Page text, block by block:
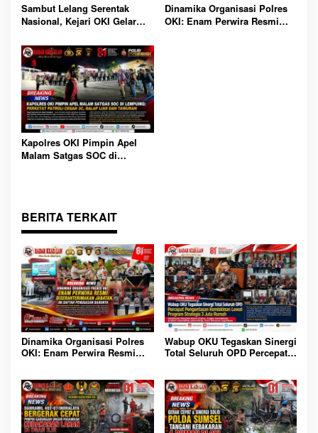
Sambut Lelang Serentak
Nasional, Kejari OKI Gelar
dan Edukasi Masyarakat di
CFD Kayuagung
Dinamika Organisasi Polres
OKI: Enam Perwira Resmi
Kapolres OKI Pimpin Apel
Malam Satgas SOC di
BERITA TERKAIT
Dinamika Organisasi Polres
OKI: Enam Perwira Resmi
Wabup OKU Tegaskan Sinergi
Total Seluruh OPD Percepat
Juta Rumah